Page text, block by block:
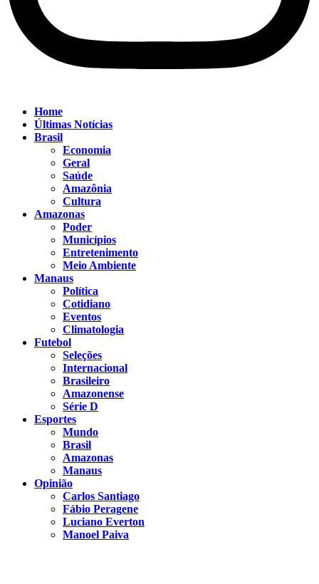
Home
Últimas Notícias
Brasil
Economia
Geral
Saúde
Amazônia
Cultura
Amazonas
Poder
Municípios
Entretenimento
Meio Ambiente
Manaus
Política
Cotidiano
Eventos
Climatologia
Futebol
Seleções
Internacional
Brasileiro
Amazonense
Série D
Esportes
Mundo
Brasil
Amazonas
Manaus
Opinião
Carlos Santiago
Fábio Peragene
Luciano Everton
Manoel Paiva